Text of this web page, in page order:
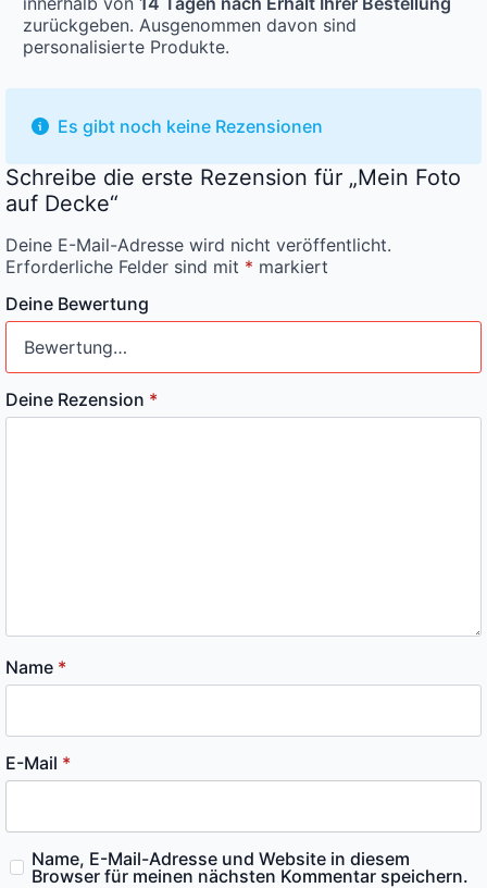
zurückgeben. Ausgenommen davon sind
personalisierte Produkte.
Es gibt noch keine Rezensionen
Schreibe die erste Rezension für „Mein Foto
auf Decke“
Deine E-Mail-Adresse wird nicht veröffentlicht.
Erforderliche Felder sind mit * markiert
Deine Bewertung
Deine Rezension *
Name *
E-Mail *
Name, E-Mail-Adresse und Website in diesem
Browser für meinen nächsten Kommentar speichern.